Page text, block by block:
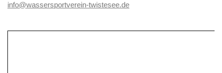
info@wassersportverein-twistesee.de